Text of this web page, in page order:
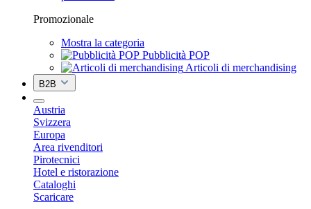
Promozionale
Mostra la categoria
Pubblicità POP
Articoli di merchandising
B2B
Austria
Svizzera
Europa
Area rivenditori
Pirotecnici
Hotel e ristorazione
Cataloghi
Scaricare